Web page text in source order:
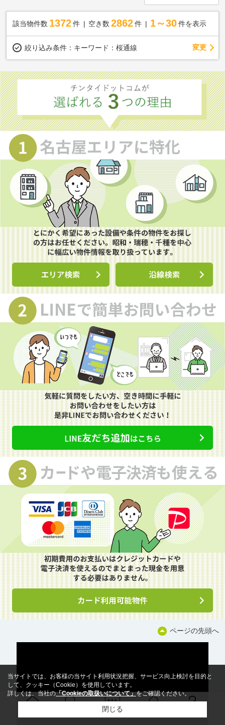
該当物件数 1372件 空き数 2862 件 1～30 件を表示
絞り込み条件： キーワード：桜通線 変更
ページの先頭へ
問い合せ
当サイトでは、お客様の当サイト利用状況把握、サービス向上検討を目的と
して、クッキー（Cookie）を使用しています。
詳しくは、当社の「Cookieの取扱いについて」をご確認ください。
閉じる